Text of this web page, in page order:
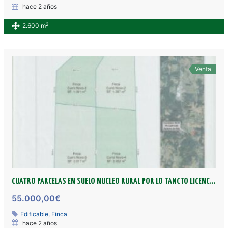
hace 2 años
2.600 m2
Venta
CUATRO PARCELAS EN SUELO NUCLEO RURAL POR LO TANCTO LICENCIA DIRECTA Y EDIFICABLES
55.000,00€
Edificable, Finca
hace 2 años